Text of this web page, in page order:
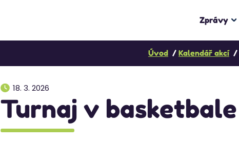
Zprávy
Úvod Kalendář akcí
18. 3. 2026
Turnaj v basketbale